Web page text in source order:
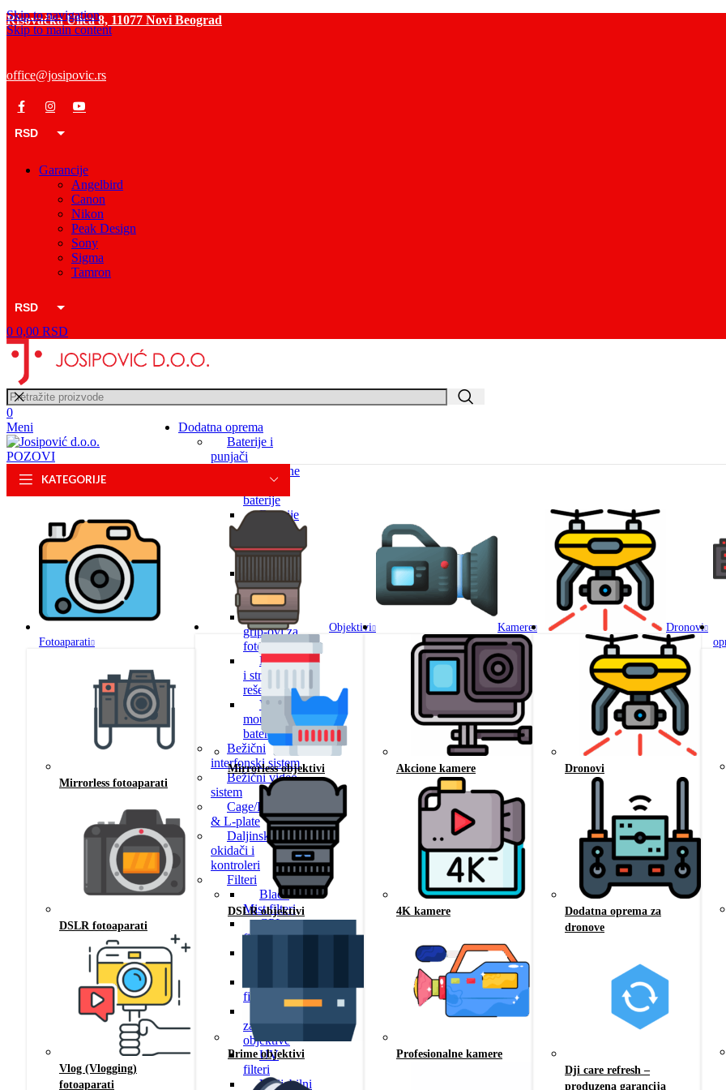
Skip to navigation
Skip to main content
Risovačka Ulica 8, 11077 Novi Beograd
office@josipovic.rs
RSD
Garancije
Angelbird
Canon
Nikon
Peak Design
Sony
Sigma
Tamron
RSD
EUR
0 0,00 RSD
Dodatna oprema
Baterije i
punjači
Alkalne
i punjive
baterije
Baterije
fotoaparate
i punjači
za kamere
Battery
grip-ovi za
fotoaparate
Elektrane
i strujna
rešenja
V-
mount
baterije
Bežični
interfonski sistem
Bežični video
sistem
Cage/Rigovi
& L-plate
Daljinski
okidači i
kontroleri
Filteri
Black
Mist filteri
CPL
filteri
filter
Poklopci
za
objektive
UV
filteri
Varijabilni
0
Meni
POZOVI
KATEGORIJE
Fotoaparati
Mirrorless fotoaparati
DSLR fotoaparati
Vlog (Vlogging)
fotoaparati
Objektivi
Mirrorless objektivi
DSLR objektivi
Prime objektivi
Kamere
Akcione kamere
4K kamere
Profesionalne kamere
Dronovi
Dronovi
Dodatna oprema za
dronove
Dji care refresh –
produzena garancija